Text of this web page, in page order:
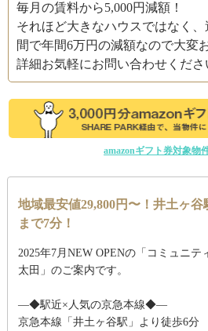
毎月の賃料から5,000円減額！
それほど大きなハウスではなく
間で年間6万円の減額なので大変
詳細お気軽にお問い合わせくださ
amazonギフト券対象物
地域最安値29,800円〜！井土ヶ
まで7分！
2025年7月NEW OPENの「コミュニ
太田」のご案内です。
―◆駅近×人気の京急本線◆―
京急本線「井土ヶ谷駅」より徒歩6分